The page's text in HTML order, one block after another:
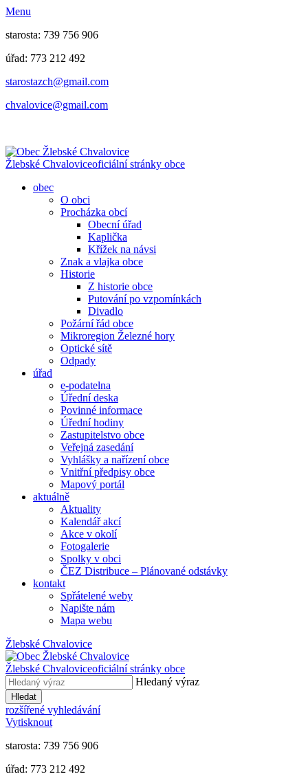
Menu
starosta: 739 756 906
úřad: 773 212 492
​​​​starostazch@gmail.com
​​​​chvalovice@gmail.com
Žlebské Chvaloviceoficiální stránky obce
obec
O obci
Procházka obcí
Obecní úřad
Kaplička
Křížek na návsi
Znak a vlajka obce
Historie
Z historie obce
Putování po vzpomínkách
Divadlo
Požární řád obce
Mikroregion Železné hory
Optické sítě
Odpady
úřad
e-podatelna
Úřední deska
Povinné informace
Úřední hodiny
Zastupitelstvo obce
Veřejná zasedání
Vyhlášky a nařízení obce
Vnitřní předpisy obce
Mapový portál
aktuálně
Aktuality
Kalendář akcí
Akce v okolí
Fotogalerie
Spolky v obci
ČEZ Distribuce – Plánované odstávky
kontakt
Spřátelené weby
Napište nám
Mapa webu
Žlebské Chvalovice
Žlebské Chvaloviceoficiální stránky obce
Hledaný výraz
Hledat
rozšířené vyhledávání
Vytisknout
starosta: 739 756 906
úřad: 773 212 492